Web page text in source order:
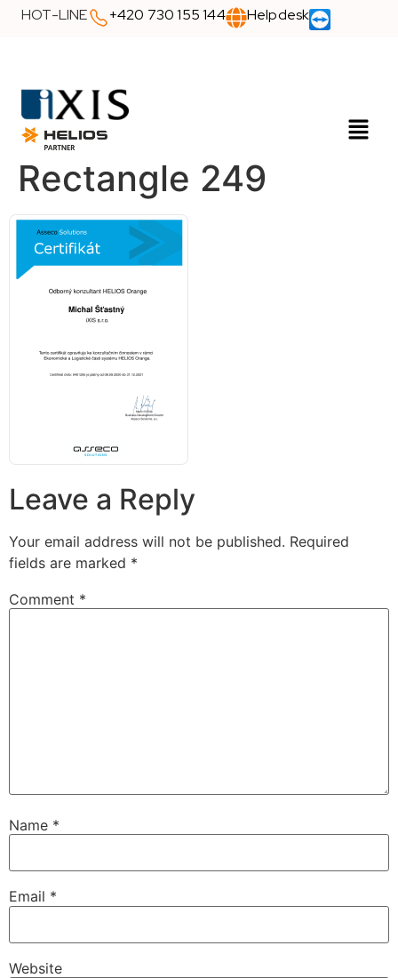
HOT-LINE +420 730 155 144 Helpdesk
Rectangle 249
Leave a Reply
Your email address will not be published. Required
fields are marked *
Comment *
Name *
Email *
Website